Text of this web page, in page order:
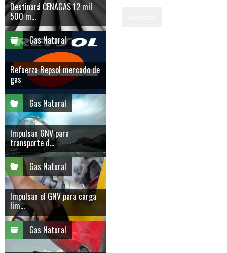
Destinará CENAGAS 12 mil
500 m...
Gas Natural
Refuerza Repsol mercado de
gas
Gas Natural
Impulsan GNV para
transporte d...
Gas Natural
Impulsan el GNV para carga
lim...
Gas Natural